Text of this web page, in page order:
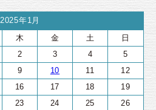
2025年1月
木 金 土 日
2 3 4
5
9 10 11
12
16 17 18
19
23 24 25
26